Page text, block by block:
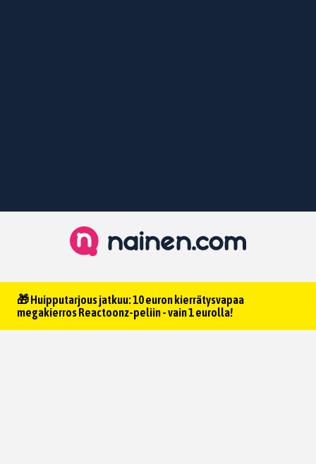
🎁 Huipputarjous jatkuu: 10 euron kierrätysvapaa
megakierros Reactoonz-peliin - vain 1 eurolla!